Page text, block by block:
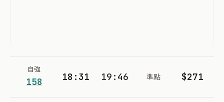
自強
158 18:31 19:46 準點 $271